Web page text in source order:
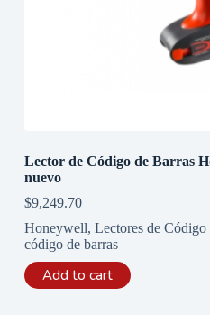
Lector de Código de Barras
nuevo
$9,249.70
Honeywell, Lectores de Código
código de barras
Add to cart